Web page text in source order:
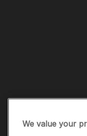
We value your